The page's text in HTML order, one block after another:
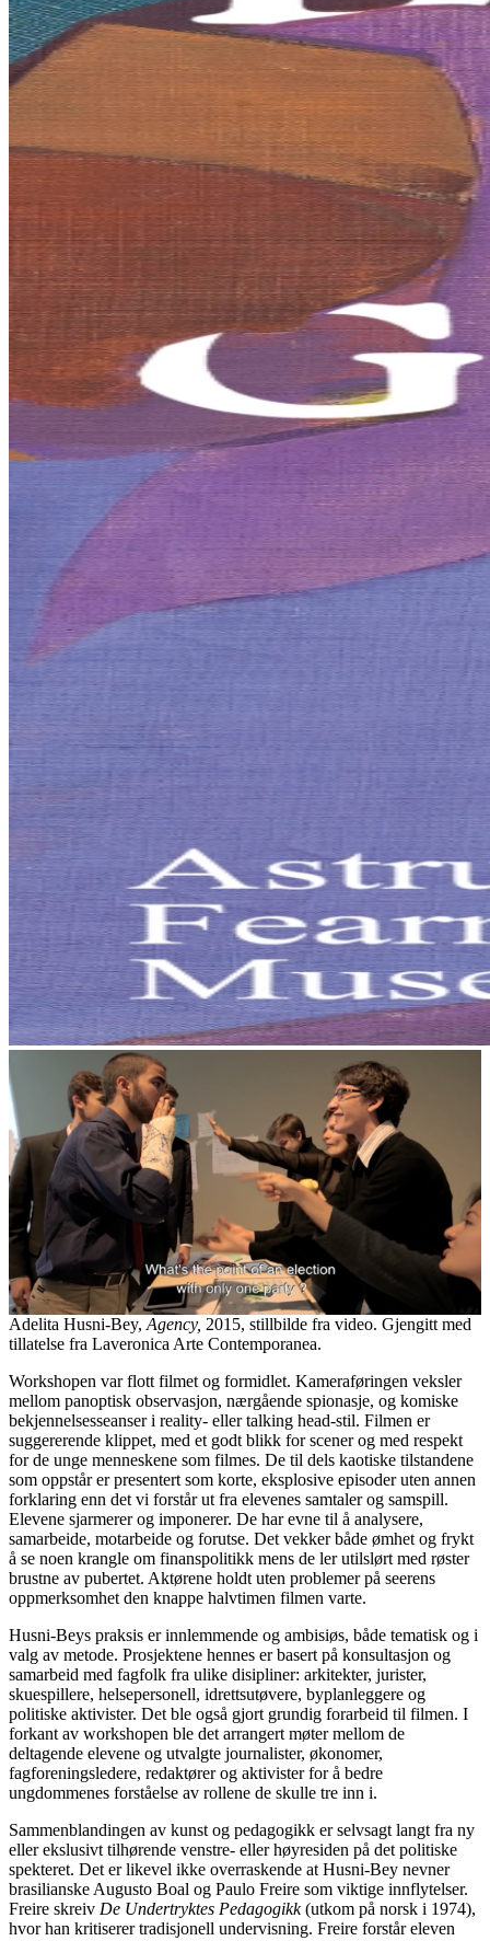
Adelita Husni-Bey, Agency, 2015, stillbilde fra video. Gjengitt med
tillatelse fra Laveronica Arte Contemporanea.
Workshopen var flott filmet og formidlet. Kameraføringen veksler
mellom panoptisk observasjon, nærgående spionasje, og komiske
bekjennelsesseanser i reality- eller talking head-stil. Filmen er
suggererende klippet, med et godt blikk for scener og med respekt
for de unge menneskene som filmes. De til dels kaotiske tilstandene
som oppstår er presentert som korte, eksplosive episoder uten annen
forklaring enn det vi forstår ut fra elevenes samtaler og samspill.
Elevene sjarmerer og imponerer. De har evne til å analysere,
samarbeide, motarbeide og forutse. Det vekker både ømhet og frykt
å se noen krangle om finanspolitikk mens de ler utilslørt med røster
brustne av pubertet. Aktørene holdt uten problemer på seerens
oppmerksomhet den knappe halvtimen filmen varte.
Husni-Beys praksis er innlemmende og ambisiøs, både tematisk og i
valg av metode. Prosjektene hennes er basert på konsultasjon og
samarbeid med fagfolk fra ulike disipliner: arkitekter, jurister,
skuespillere, helsepersonell, idrettsutøvere, byplanleggere og
politiske aktivister. Det ble også gjort grundig forarbeid til filmen. I
forkant av workshopen ble det arrangert møter mellom de
deltagende elevene og utvalgte journalister, økonomer,
fagforeningsledere, redaktører og aktivister for å bedre
ungdommenes forståelse av rollene de skulle tre inn i.
Sammenblandingen av kunst og pedagogikk er selvsagt langt fra ny
eller ekslusivt tilhørende venstre- eller høyresiden på det politiske
spekteret. Det er likevel ikke overraskende at Husni-Bey nevner
brasilianske Augusto Boal og Paulo Freire som viktige innflytelser.
Freire skreiv De Undertryktes Pedagogikk(utkom på norsk i 1974),
hvor han kritiserer tradisjonell undervisning. Freire forstår eleven